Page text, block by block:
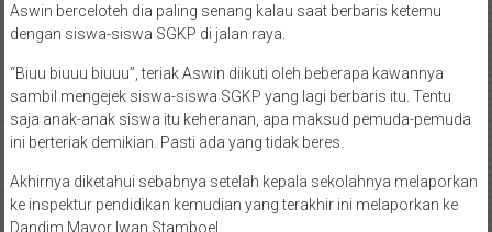
Aswin berceloteh dia paling senang kalau saat berbaris ketemu
dengan siswa-siswa SGKP di jalan raya.
“Biuu biuuu biuuu”, teriak Aswin diikuti oleh beberapa kawannya
sambil mengejek siswa-siswa SGKP yang lagi berbaris itu. Tentu
saja anak-anak siswa itu keheranan, apa maksud pemuda-pemuda
ini berteriak demikian. Pasti ada yang tidak beres.
Akhirnya diketahui sebabnya setelah kepala sekolahnya melaporkan
ke inspektur pendidikan kemudian yang terakhir ini melaporkan ke
Dandim Mayor Iwan Stamboel.